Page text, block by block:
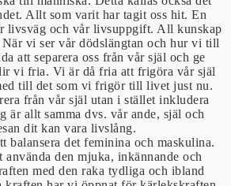
Allt som varit har tagit oss hit. En
livsväg och vår livsuppgift. All kunskap
vi ser vår dödslängtan och hur vi till
att separera oss från vår själ och ge
vi fria. Vi är då fria att frigöra vår själ
till det som vi frigör till livet just nu.
från vår själ utan i stället inkludera
är allt samma dvs. vår ande, själ och
dit kan vara livslång.
balansera det feminina och maskulina.
använda den mjuka, inkännande och
med den raka tydliga och ibland